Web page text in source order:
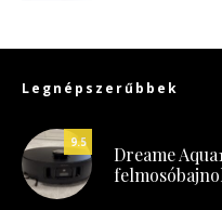
Legnépszerűbbek
9.5
Dreame